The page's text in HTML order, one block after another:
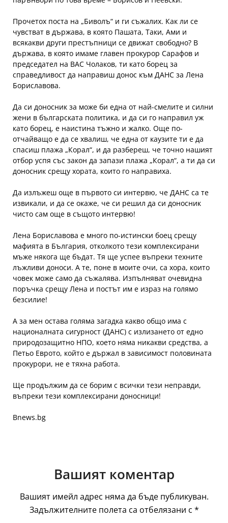
Прочетох поста на „Биволъ“ и ги съжалих. Как ли се
чувстват в държава, в която Пашата, Таки, Ами и
всякакви други престъпници се движат свободно? В
държава, в която имаме главен прокурор Сарафов и
председател на ВАС Чолаков, ти като борец за
справедливост да направиш донос към ДАНС за Лена
Бориславова.
Да си доносник за може би една от най-смелите и силни
жени в българската политика, и да си го направил уж
като борец, е наистина тъжно и жалко. Още по-
отчайващо е да се хвалиш, че една от каузите ти е да
спасиш плажа „Корал“, и да разбереш, че точно нашият
отбор успя със закон да запази плажа „Корал“, а ти да си
доносник срещу хората, които го направиха.
Да излъжеш още в първото си интервю, че ДАНС са те
извикали, и да се окаже, че си решил да си доносник
чисто сам още в същото интервю!
Лена Бориславова е много по-истински боец срещу
мафията в България, отколкото тези комплексирани
мъже някога ще бъдат. Тя ще успее въпреки техните
лъжливи доноси. А те, поне в моите очи, са хора, които
човек може само да съжалява. Изпълняват очевидна
поръчка срещу Лена и постът им е израз на голямо
безсилие!
А за мен остава голяма загадка какво общо има с
националната сигурност (ДАНС) с излизането от едно
природозащитно НПО, което няма никакви средства, а
Петьо Еврото, който е държал в зависимост половината
прокурори, не е тяхна работа.
Ще продължим да се борим с всички тези неправди,
въпреки тези комплексирани доносници!
Bnews.bg
Вашият коментар
Вашият имейл адрес няма да бъде публикуван.
Задължителните полета са отбелязани с *